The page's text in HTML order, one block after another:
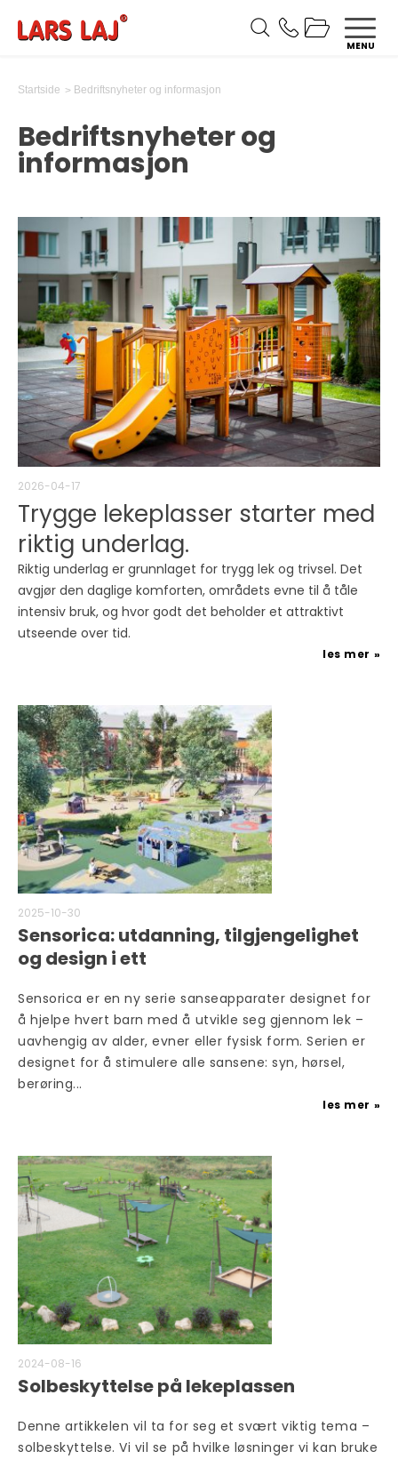
MENU
Startside Bedriftsnyheter og informasjon
Bedriftsnyheter og
informasjon
2026-04-17
Trygge lekeplasser starter med
riktig underlag.
Riktig underlag er grunnlaget for trygg lek og trivsel. Det
avgjør den daglige komforten, områdets evne til å tåle
intensiv bruk, og hvor godt det beholder et attraktivt
utseende over tid.
les mer
2025-10-30
Sensorica: utdanning, tilgjengelighet
og design i ett
Sensorica er en ny serie sanseapparater designet for
å hjelpe hvert barn med å utvikle seg gjennom lek –
uavhengig av alder, evner eller fysisk form. Serien er
designet for å stimulere alle sansene: syn, hørsel,
berøring...
les mer
2024-08-16
Solbeskyttelse på lekeplassen
Denne artikkelen vil ta for seg et svært viktig tema –
solbeskyttelse. Vi vil se på hvilke løsninger vi kan bruke